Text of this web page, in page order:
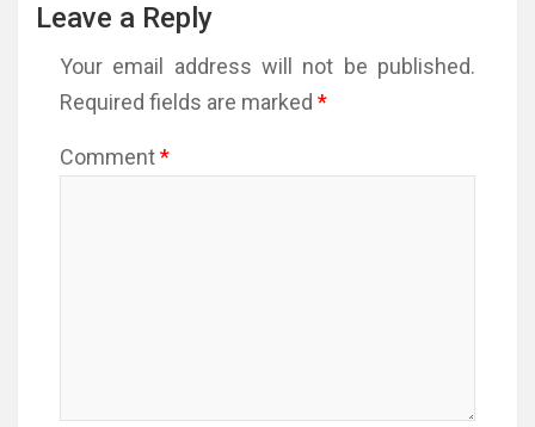
Leave a Reply
Your email address will not be published.
Required fields are marked *
Comment*